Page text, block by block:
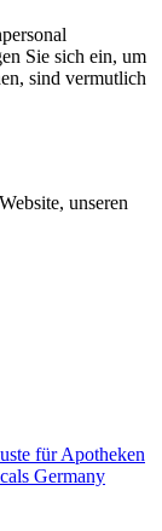
Sie sich ein, um
sind vermutlich
unseren
für Apotheken
Germany